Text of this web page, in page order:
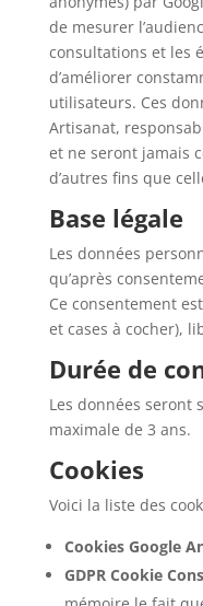
de mesurer
consultations et les
d’améliorer
utilisateurs. Ces
Artisanat,
et ne seront jamais
d’autres fins que
Base légale
Les données
qu’après
Ce consentement
et cases à cocher),
Durée de
Les données seront
maximale de 3 ans.
Cookies
Voici la liste des
Cookies Google
GDPR Cookie